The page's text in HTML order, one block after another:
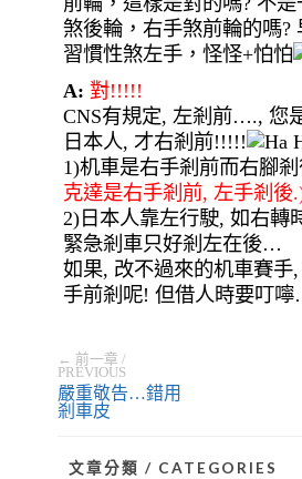
煞後輪，右手煞前輪的嗎?
習慣性煞左手，怪怪+怕怕
A: 對!!!!!
CNS有規定, 左剎前…., 您
日本人, 才右剎前!!!!!
1)机車是右手剎前而右腳剎
克達是右手剎前, 左手剎後
2)日本人靠左行駛, 如右轉
緊急剎車只好剎左在後…
如果, 改不過來的机車賽手
手前剎呢! 但借人時要叮
← 前一章 /
PREVIOUS
嚴重敬告…錯用
剎車皮
文章分類 / CATEGORIES